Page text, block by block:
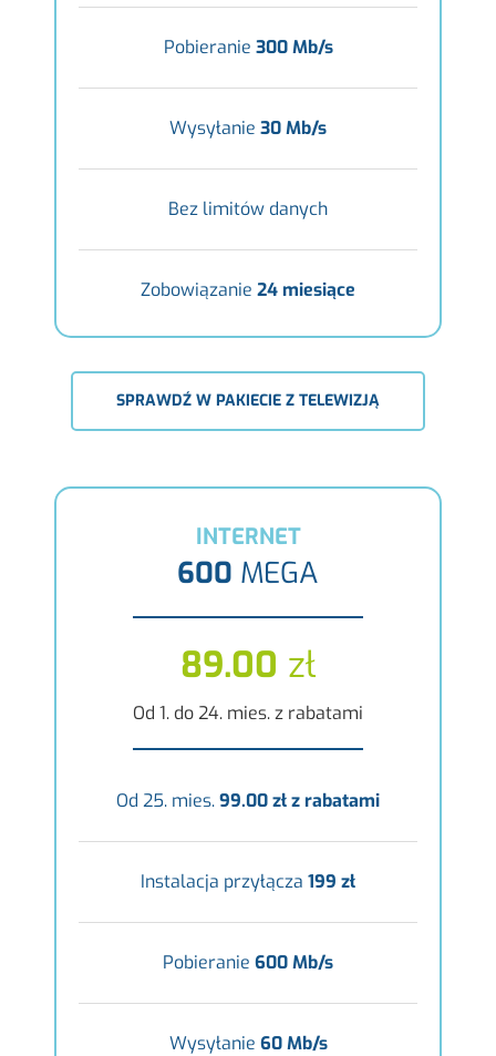
Pobieranie 300 Mb/s
Wysyłanie 30 Mb/s
Bez limitów danych
Zobowiązanie 24 miesiące
SPRAWDŹ W PAKIECIE Z TELEWIZJĄ
INTERNET
600 MEGA
89.00 zł
Od 1. do 24. mies. z rabatami
Od 25. mies.99.00 zł z rabatami
Instalacja przyłącza 199 zł
Pobieranie 600 Mb/s
Wysyłanie 60 Mb/s